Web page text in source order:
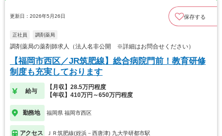
更新日：2026年5月26日 保存する
正社員 調剤薬局
調剤薬局の薬剤師求人（法人名非公開 ※詳細はお問合せください）
【福岡市西区／JR筑肥線】総合病院門前！教育研修
制度も充実しております
給与
【月収】28.5万円程度
【年収】410万円～650万円程度
勤務地 福岡県 福岡市西区
アクセス ＪＲ筑肥線(姪浜－西唐津) 九大学研都市駅